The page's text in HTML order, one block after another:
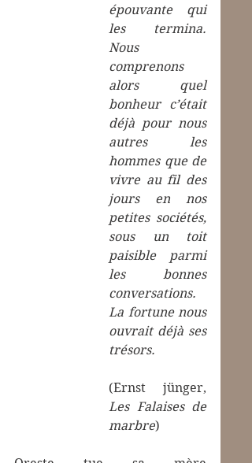
épouvante qui
les termina.
Nous
comprenons
alors quel
bonheur c’était
déjà pour nous
autres les
hommes que de
vivre au fil des
jours en nos
petites sociétés,
sous un toit
paisible parmi
les bonnes
conversations.
La fortune nous
ouvrait déjà ses
trésors.
Les Falaises de
marbre)